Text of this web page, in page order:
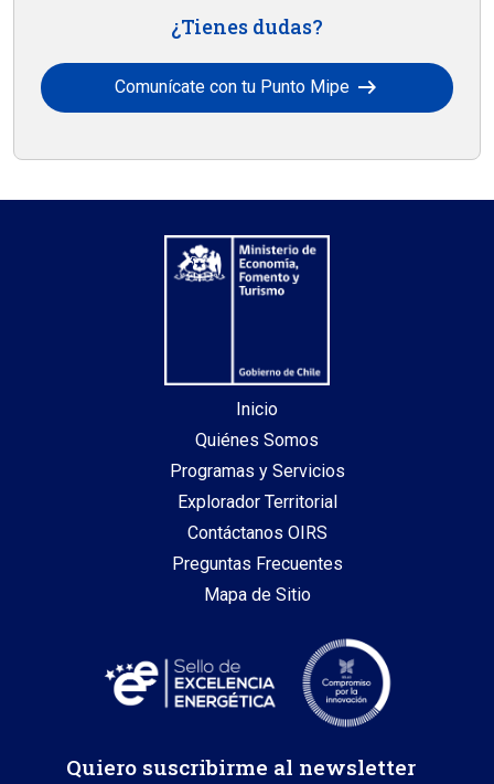
¿Tienes dudas?
Comunícate con tu Punto Mipe arrow_right_alt
Inicio
Quiénes Somos
Programas y Servicios
Explorador Territorial
Contáctanos OIRS
Preguntas Frecuentes
Mapa de Sitio
Quiero suscribirme al newsletter